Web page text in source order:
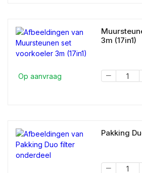
Op aanvraag
3m (17in1)
Pakking